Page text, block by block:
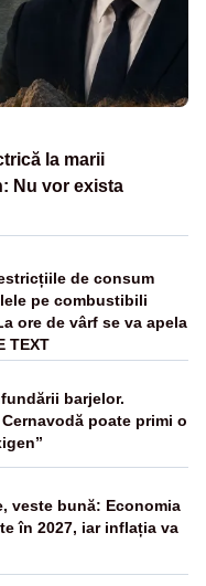
la marii
Nu vor exista
de consum
pe combustibili
ore de vârf se va apela
TEXT
barjelor.
poate primi o
veste bună: Economia
în 2027, iar inflația va